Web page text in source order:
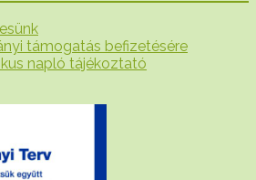
támogatás befizetésére
napló tájékoztató